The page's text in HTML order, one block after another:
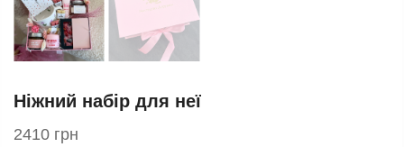
Ніжний набір для неї
2410 грн